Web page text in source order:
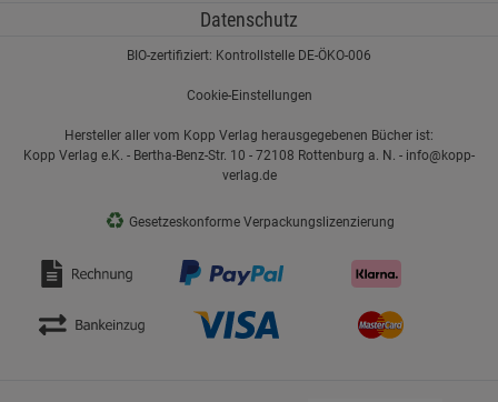
Datenschutz
BIO-zertifiziert: Kontrollstelle DE-ÖKO-006
Cookie-Einstellungen
Hersteller aller vom Kopp Verlag herausgegebenen Bücher ist:
Kopp Verlag e.K. - Bertha-Benz-Str. 10 - 72108 Rottenburg a. N. - info@kopp-
verlag.de
♻ Gesetzeskonforme Verpackungslizenzierung